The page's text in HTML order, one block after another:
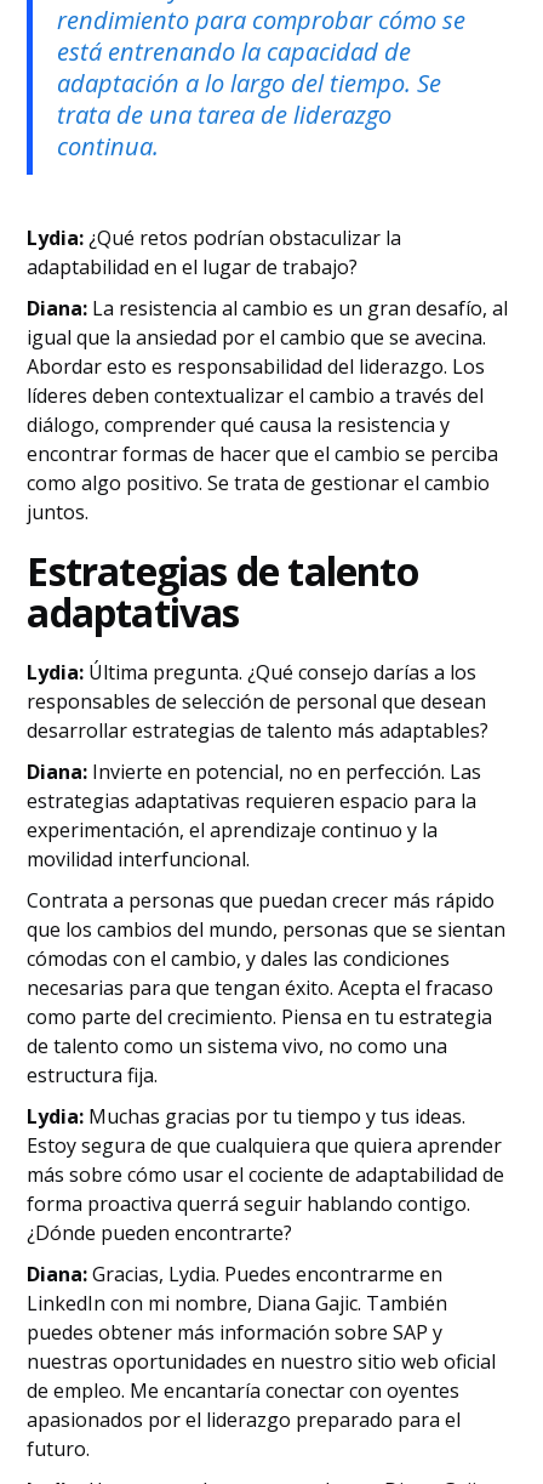
rendimiento para comprobar cómo se
está entrenando la capacidad de
adaptación a lo largo del tiempo. Se
trata de una tarea de liderazgo
continua.
Lydia:¿Qué retos podrían obstaculizar la
adaptabilidad en el lugar de trabajo?
Diana: La resistencia al cambio es un gran desafío, al
igual que la ansiedad por el cambio que se avecina.
Abordar esto es responsabilidad del liderazgo. Los
líderes deben contextualizar el cambio a través del
diálogo, comprender qué causa la resistencia y
encontrar formas de hacer que el cambio se perciba
como algo positivo. Se trata de gestionar el cambio
juntos.
Estrategias de talento
adaptativas
Lydia: Última pregunta. ¿Qué consejo darías a los
responsables de selección de personal que desean
desarrollar estrategias de talento más adaptables?
Diana: Invierte en potencial, no en perfección. Las
estrategias adaptativas requieren espacio para la
experimentación, el aprendizaje continuo y la
movilidad interfuncional.
Contrata a personas que puedan crecer más rápido
que los cambios del mundo, personas que se sientan
cómodas con el cambio, y dales las condiciones
necesarias para que tengan éxito. Acepta el fracaso
como parte del crecimiento. Piensa en tu estrategia
de talento como un sistema vivo, no como una
estructura fija.
Lydia: Muchas gracias por tu tiempo y tus ideas.
Estoy segura de que cualquiera que quiera aprender
más sobre cómo usar el cociente de adaptabilidad de
forma proactiva querrá seguir hablando contigo.
¿Dónde pueden encontrarte?
Diana:Gracias, Lydia. Puedes encontrarme en
LinkedIn con mi nombre, Diana Gajic. También
puedes obtener más información sobre SAP y
nuestras oportunidades en nuestro sitio web oficial
de empleo. Me encantaría conectar con oyentes
apasionados por el liderazgo preparado para el
futuro.